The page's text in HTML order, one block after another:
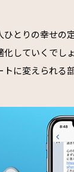
ひとりの幸せの
していくでし
に変えられる